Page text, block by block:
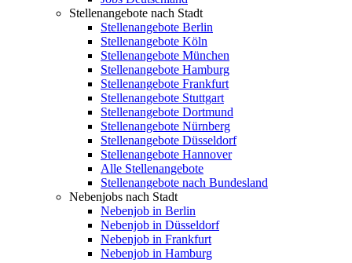
Stellenangebote nach Stadt
Stellenangebote Berlin
Stellenangebote Köln
Stellenangebote München
Stellenangebote Hamburg
Stellenangebote Frankfurt
Stellenangebote Stuttgart
Stellenangebote Dortmund
Stellenangebote Nürnberg
Stellenangebote Düsseldorf
Stellenangebote Hannover
Alle Stellenangebote
Stellenangebote nach Bundesland
Nebenjobs nach Stadt
Nebenjob in Berlin
Nebenjob in Düsseldorf
Nebenjob in Frankfurt
Nebenjob in Hamburg